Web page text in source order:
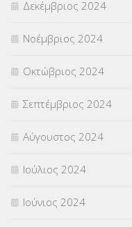
Δεκέμβριος 2024
Νοέμβριος 2024
Οκτώβριος 2024
Σεπτέμβριος 2024
Αύγουστος 2024
Ιούλιος 2024
Ιούνιος 2024